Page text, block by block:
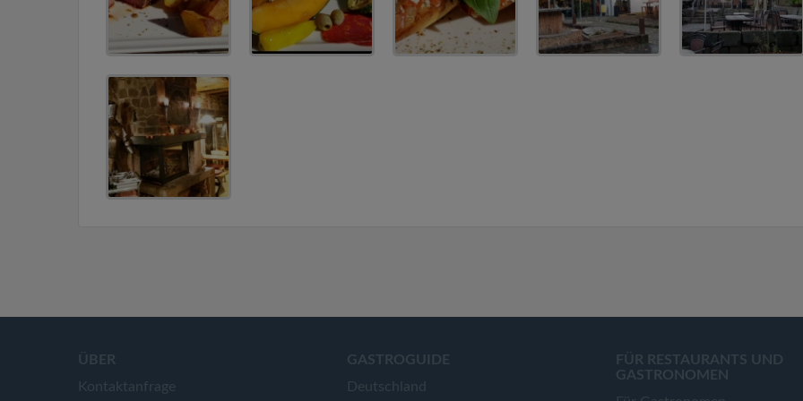
ÜBER
Kontaktanfrage
GASTROGUIDE
Deutschland
FÜR RESTAURANTS UND
GASTRONOMEN